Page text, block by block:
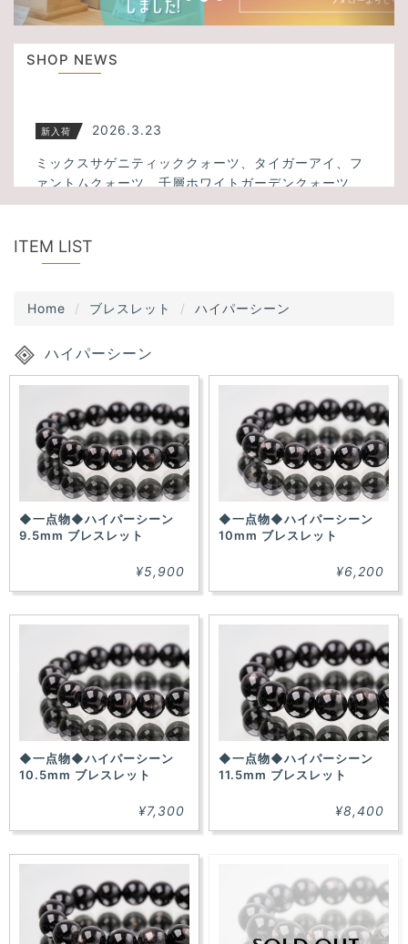
u
s
SHOP NEWS
新入荷 2026.3.23
ミックスサゲニティッククォーツ、タイガーアイ、フ
ァントムクォーツ、千層ホワイトガーデンクォーツ、
アメトリン、スモーキーシトリンクォーツなど34点入
新入荷
た！
ITEM LIST
Home ブレスレット ハイパーシーン
ハイパーシーン
◆一点物◆ハイパーシーン
9.5mm ブレスレット
¥5,900
◆一点物◆ハイパーシーン
10mm ブレスレット
¥6,200
◆一点物◆ハイパーシーン
10.5mm ブレスレット
¥7,300
◆一点物◆ハイパーシーン
11.5mm ブレスレット
¥8,400